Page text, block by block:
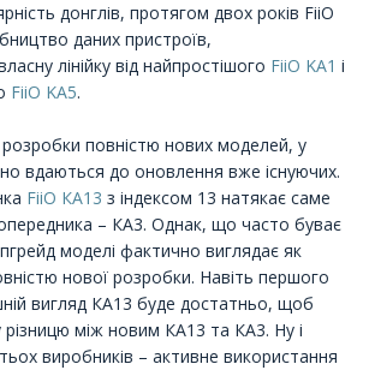
донглів, протягом двох років FiiO
даних пристроїв,
лінійку від найпростішого FiiO KA1 і
FiiO KA5.
повністю нових моделей, у
вдаються до оновлення вже існуючих.
FiiO КА13 з індексом 13 натякає саме
– КА3. Однак, що часто буває
моделі фактично виглядає як
нової розробки. Навіть першого
вигляд КА13 буде достатньо, щоб
між новим КА13 та КА3. Ну і
виробників – активне використання